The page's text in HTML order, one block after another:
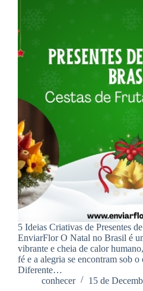
5 Ideias Criativas de Presentes
EnviarFlor O Natal no Brasil é
vibrante e cheia de calor
fé e a alegria se encontram sob o
Diferente…
conhecer
15 de